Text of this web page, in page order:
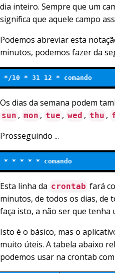
dia inteiro. Sempre que um
significa que aquele campo
Podemos abreviar esta
minutos, podemos fazer da
*/10 * 31 12 * comando
Os dias da semana podem
sun , mon , tue , wed , thu ,
Prosseguindo ...
* * * * * comando
Esta linha da crontab fará
minutos, de todos os dias, de
faça isto, a não ser que
Isto é o básico, mas o
muito úteis. A tabela abaixo
podemos usar na crontab